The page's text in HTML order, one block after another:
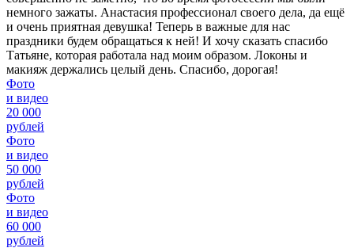
немного зажаты. Анастасия профессионал своего дела, да ещё
и очень приятная девушка! Теперь в важные для нас
праздники будем обращаться к ней! И хочу сказать спасибо
Татьяне, которая работала над моим образом. Локоны и
макияж держались целый день. Спасибо, дорогая!
Фото
и видео
20 000
рублей
Фото
и видео
50 000
рублей
Фото
и видео
60 000
рублей